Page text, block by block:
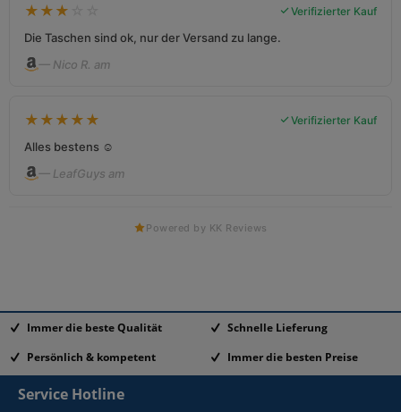
★ ★ ★ Verifizierter Kauf
Die Taschen sind ok, nur der Versand zu lange.
— Nico R. am
★ ★ ★ ★ ★ Verifizierter Kauf
Alles bestens ☺️
— LeafGuys am
Powered by KK Reviews
Immer die beste Qualität
Schnelle Lieferung
Persönlich & kompetent
Immer die besten Preise
Service Hotline